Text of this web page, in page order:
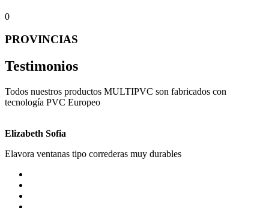
0
PROVINCIAS
Testimonios
Todos nuestros productos MULTIPVC son fabricados con
tecnología PVC Europeo
Elizabeth Sofia
Elavora ventanas tipo correderas muy durables